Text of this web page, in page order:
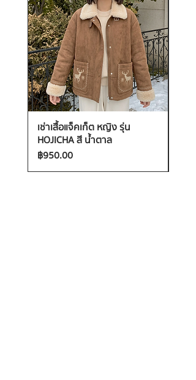
เช่าเสื้อแจ็คเก็ต หญิง รุ่น
HOJICHA สี น้ำตาล
ราคา
฿950.00